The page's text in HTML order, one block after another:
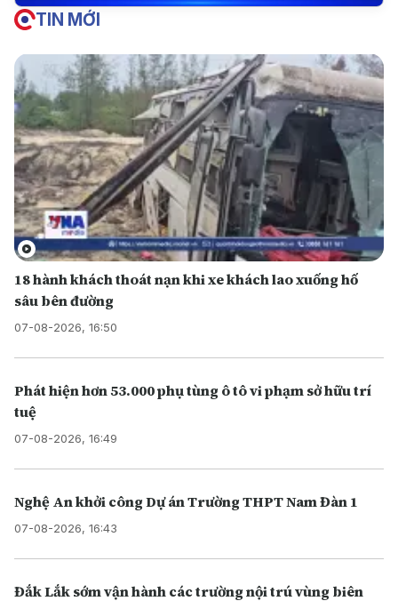
TIN MỚI
18 hành khách thoát nạn khi xe khách lao xuống hố
sâu bên đường
07-08-2026, 16:50
Phát hiện hơn 53.000 phụ tùng ô tô vi phạm sở hữu trí
tuệ
07-08-2026, 16:49
Nghệ An khởi công Dự án Trường THPT Nam Đàn 1
07-08-2026, 16:43
Đắk Lắk sớm vận hành các trường nội trú vùng biên